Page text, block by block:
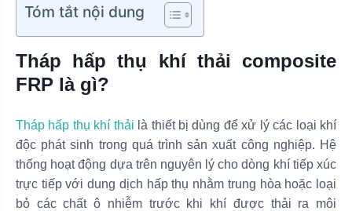
Tóm tắt nội dung
Tháp hấp thụ khí thải composite
FRP là gì?
Tháp hấp thụ khí thải là thiết bị dùng để xử lý các loại khí
độc phát sinh trong quá trình sản xuất công nghiệp. Hệ
thống hoạt động dựa trên nguyên lý cho dòng khí tiếp xúc
trực tiếp với dung dịch hấp thụ nhằm trung hòa hoặc loại
bỏ các chất ô nhiễm trước khi khí được thải ra môi